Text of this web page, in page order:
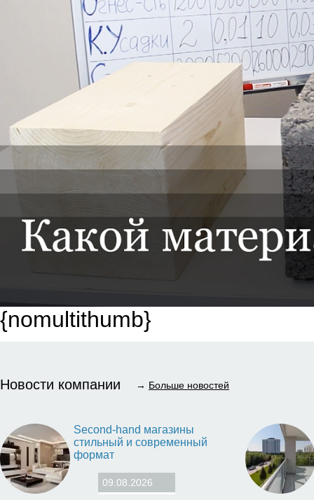
{nomultithumb}
Новости компании → Больше новостей
Second-hand магазины
стильный и современный
формат
09.08.2026